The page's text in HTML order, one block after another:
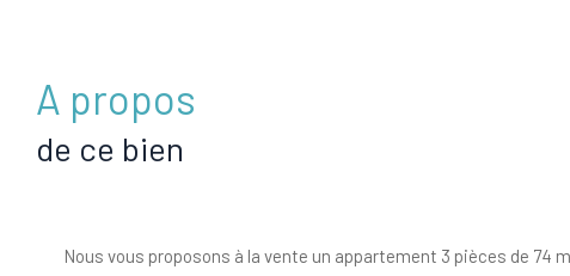
a propos
de ce bien
Nous vous proposons à la vente un appartement 3 pièces de 74